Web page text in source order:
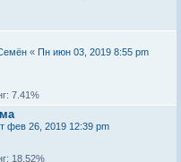
« Пн июн 03, 2019 8:55 pm
7.41%
фев 26, 2019 12:39 pm
18.52%